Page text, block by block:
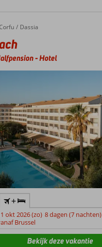
Dassia
-Hotel
+
okt 2026 (zo) 8 dagen (7 nachten)
Brussel
Bekijk deze vakantie